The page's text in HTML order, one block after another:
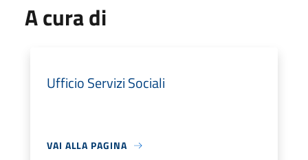
A cura di
Ufficio Servizi Sociali
VAI ALLA PAGINA